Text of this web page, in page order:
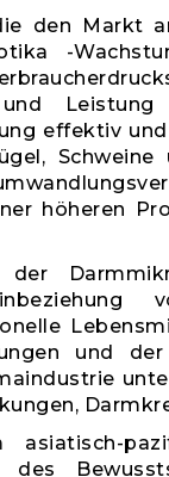
den Markt
-
Leistung
effektiv
Schweine
höheren
und
des